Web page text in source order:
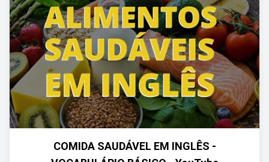
COMIDA SAUDÁVEL EM INGLÊS -